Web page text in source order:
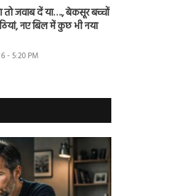
तो जवाब दें या…., बेकसूर बच्चों
नए बिल में कुछ भी नया
- 5:20 PM